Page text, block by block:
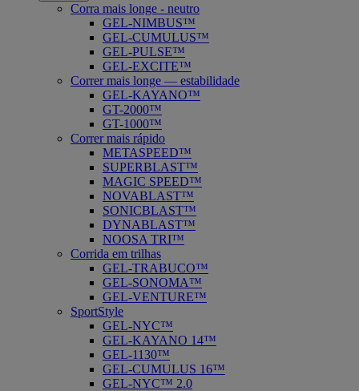
Corra mais longe - neutro
GEL-NIMBUS™
GEL-CUMULUS™
GEL-PULSE™
GEL-EXCITE™
Correr mais longe — estabilidade
GEL-KAYANO™
GT-2000™
GT-1000™
Correr mais rápido
METASPEED™
SUPERBLAST™
MAGIC SPEED™
NOVABLAST™
SONICBLAST™
DYNABLAST™
NOOSA TRI™
Corrida em trilhas
GEL-TRABUCO™
GEL-SONOMA™
GEL-VENTURE™
SportStyle
GEL-NYC™
GEL-KAYANO 14™
GEL-1130™
GEL-CUMULUS 16™
GEL-NYC™ 2.0